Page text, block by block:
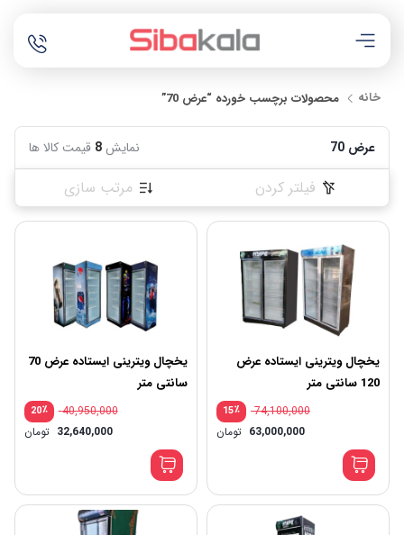
خانه محصولات برچسب خورده “عرض 70”
عرض 70 نمایش 8 قیمت کالا ها
فیلتر کردن مرتب سازی
یخچال ویترینی ایستاده عرض
120 سانتی متر
٪15
74,100,000
63,000,000 تومان
یخچال ویترینی ایستاده عرض 70
سانتی متر
٪20
40,950,000
32,640,000 تومان